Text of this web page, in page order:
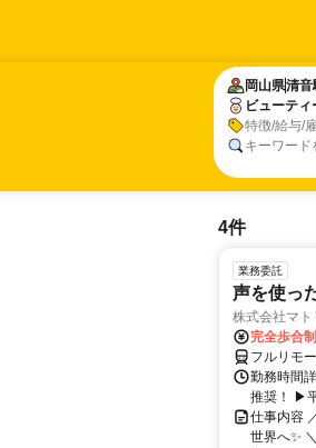
岡山県清音
ビューテ
特徴/給与/
キーワード
岡山県清音
ビューテ
4件
業務委託
声を使っ
株式会社マト
完全歩合制
フルリモ
勤務時間
推奨！ ▶
仕事内容
世界へ✨